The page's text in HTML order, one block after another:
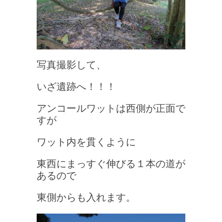
写真撮影して、
いざ遺跡へ！！！
アンコールワットは西側が正面で
すが
ワット内を貫くように
東西にまっすぐ伸びる１本の道が
あるので
東側からも入れます。